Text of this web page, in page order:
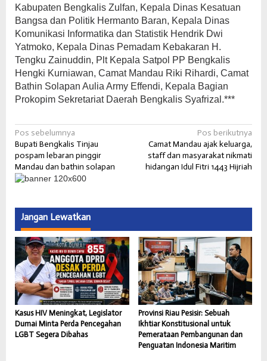
Kabupaten Bengkalis Zulfan, Kepala Dinas Kesatuan
Bangsa dan Politik Hermanto Baran, Kepala Dinas
Komunikasi Informatika dan Statistik Hendrik Dwi
Yatmoko, Kepala Dinas Pemadam Kebakaran H.
Tengku Zainuddin, Plt Kepala Satpol PP Bengkalis
Hengki Kurniawan, Camat Mandau Riki Rihardi, Camat
Bathin Solapan Aulia Army Effendi, Kepala Bagian
Prokopim Sekretariat Daerah Bengkalis Syafrizal.***
Navigasi
pos
Pos sebelumnya
Bupati Bengkalis Tinjau
pospam lebaran pinggir
Mandau dan bathin solapan
Pos berikutnya
Camat Mandau ajak keluarga,
staff dan masyarakat nikmati
hidangan Idul Fitri 1443 Hijriah
Jangan Lewatkan
Kasus HIV Meningkat, Legislator
Dumai Minta Perda Pencegahan
LGBT Segera Dibahas
Provinsi Riau Pesisir: Sebuah
Ikhtiar Konstitusional untuk
Pemerataan Pembangunan dan
Penguatan Indonesia Maritim